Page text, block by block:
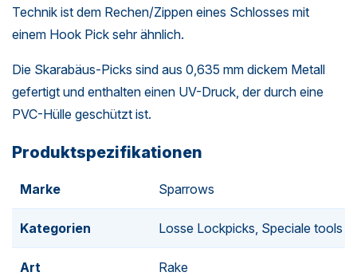
Technik ist dem Rechen/Zippen eines Schlosses mit
einem Hook Pick sehr ähnlich.
Die Skarabäus-Picks sind aus 0,635 mm dickem Metall
gefertigt und enthalten einen UV-Druck, der durch eine
PVC-Hülle geschützt ist.
Produktspezifikationen
Marke Sparrows
Kategorien Losse Lockpicks, Speciale tools
Art Rake